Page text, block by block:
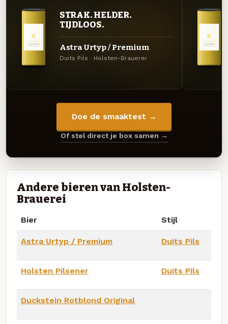
STRAK. HELDER.
TIJDLOOS.
Astra Urtyp / Premium
Duits Pils · Holsten-Brauerei
Doe de smaaktest →
Of stel direct je box samen →
Andere bieren van Holsten-
Brauerei
Bier Stijl
Astra Urtyp / Premium Duits Pils
Holsten Pilsener Duits Pils
Duckstein Rotblond Original